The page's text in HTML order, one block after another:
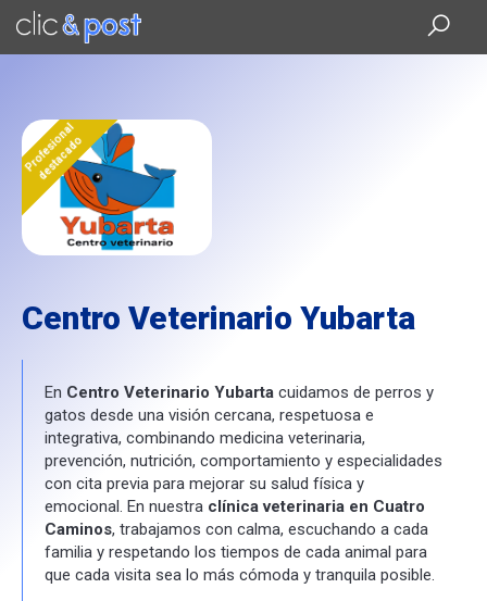
Saltar
contenido
Profesional
destacado
Centro Veterinario Yubarta
En Centro Veterinario Yubarta cuidamos de perros y
gatos desde una visión cercana, respetuosa e
integrativa, combinando medicina veterinaria,
prevención, nutrición, comportamiento y especialidades
con cita previa para mejorar su salud física y
emocional. En nuestra clínica veterinaria en Cuatro
Caminos, trabajamos con calma, escuchando a cada
familia y respetando los tiempos de cada animal para
que cada visita sea lo más cómoda y tranquila posible.